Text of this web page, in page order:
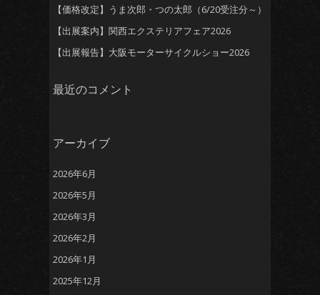
【価格改定】うま次郎・つの太郎（6/20受注分～）
【出展案内】関西エクステリアフェア2026
【出展報告】大阪モーターサイクルショー2026
最近のコメント
アーカイブ
2026年6月
2026年5月
2026年3月
2026年2月
2026年1月
2025年12月